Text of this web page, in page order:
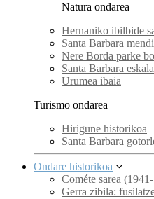
Natura ondarea
Hernaniko ibilbide
Santa Barbara
Nere Borda parke
Santa Barbara
Urumea ibaia
Turismo ondarea
Hirigune historikoa
Santa Barbara
Ondare historikoa
Cométe sarea
Gerra zibila: